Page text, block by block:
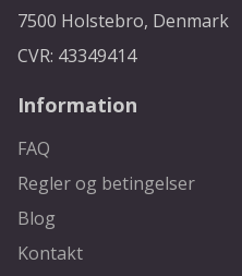
7500 Holstebro, Denmark
CVR: 43349414
Information
FAQ
Regler og betingelser
Blog
Kontakt